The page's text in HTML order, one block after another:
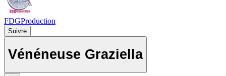
FDGProduction
Suivre
Vénéneuse Graziella